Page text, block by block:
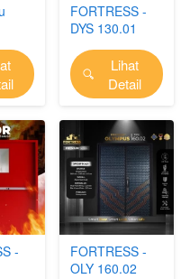
FORTRESS -
DYS 130.01
`
Lihat
Detail
-
FORTRESS -
OLY 160.02